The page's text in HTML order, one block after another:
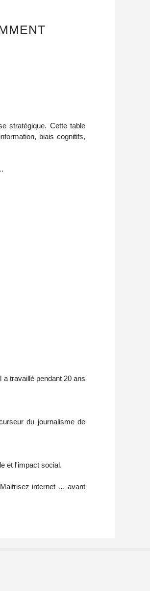
stratégique. Cette table
biais cognitifs,
travaillé pendant 20 ans
du journalisme de
et l'impact social.
internet … avant